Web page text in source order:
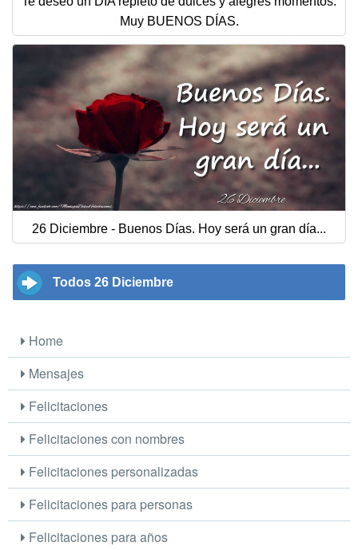
Muy BUENOS DÍAS.
26 Diciembre - Buenos Días. Hoy será un gran día...
Todos 26 Diciembre
Home
Mensajes
Felicitaciones
Felicitaciones con nombres
Felicitaciones personalizadas
Felicitaciones para personas
Felicitaciones para años